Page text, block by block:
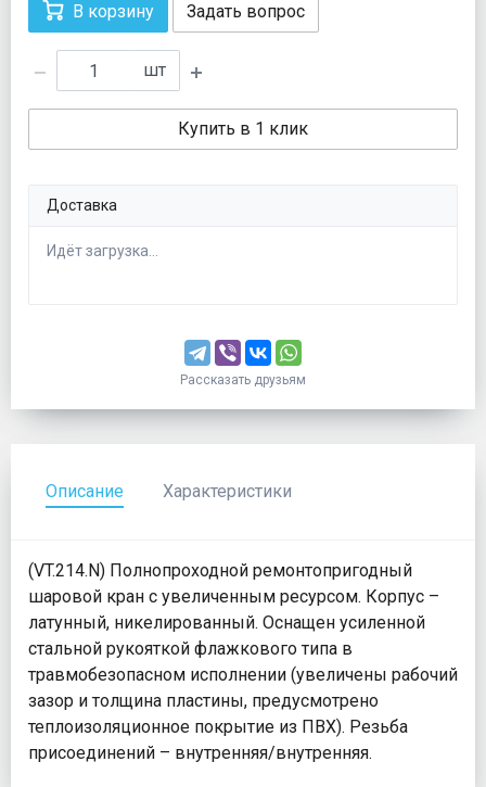
В корзину Задать вопрос
шт
Купить в 1 клик
Доставка
Идёт загрузка...
Рассказать друзьям
Описание Характеристики
(VT.214.N) Полнопроходной ремонтопригодный
шаровой кран с увеличенным ресурсом. Корпус –
латунный, никелированный. Оснащен усиленной
стальной рукояткой флажкового типа в
травмобезопасном исполнении (увеличены рабочий
зазор и толщина пластины, предусмотрено
теплоизоляционное покрытие из ПВХ). Резьба
присоединений – внутренняя/внутренняя.